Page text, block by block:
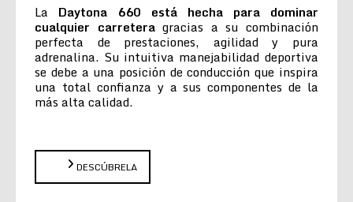
La Daytona 660 está hecha para dominar
cualquier carreteragracias a su combinación
perfecta de prestaciones, agilidad y pura
adrenalina. Su intuitiva manejabilidad deportiva
se debe a una posición de conducción que inspira
una total confianza y a sus componentes de la
más alta calidad.
DESCÚBRELA